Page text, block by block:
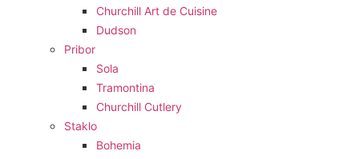
Churchill Art de Cuisine
Dudson
Pribor
Sola
Tramontina
Churchill Cutlery
Staklo
Bohemia